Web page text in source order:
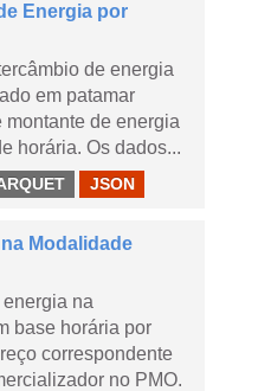
Energia por
de energia
em patamar
montante de energia
horária. Os dados...
JSON
Modalidade
na
base horária por
correspondente
no PMO.